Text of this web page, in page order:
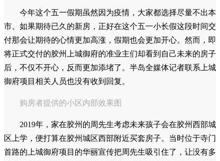
今年这个五一假期虽然因为疫情，大家都选择尽量不出本
市。如果期待已久的新房，正好在这个五一小长假这段时间交
付那会让期待的心情更加高涨，假期也会更加开心。然而，即
将正式交付的胶州上城御府的准业主们却看到自己未来的房子
后，不仅不开心，反而更加添堵了。半岛全媒体记者联系上城
御府项目相关人员也没有收到回复。
购房者提供的小区内部效果图
2019年，家在胶州的周先生考虑未来孩子会在胶州西部城
区上学，便打算在胶州城区西部附近买套房子。当时位于寺门
首路的上城御府项目的华丽宣传把周先生吸引住了，让没有多